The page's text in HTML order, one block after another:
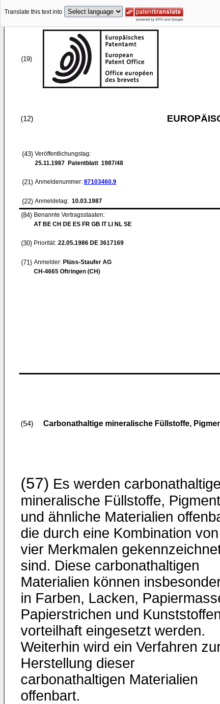
Translate this text into
(19)
(12)
(43) Veröffentlichungstag:
25.11.1987 Patentblatt 1987/48
(21) Anmeldenummer: 87103460.9
(22) Anmeldetag: 10.03.1987
(84) Benannte Vertragsstaaten:
AT BE CH DE ES FR GB IT LI NL SE
(30) Priorität: 22.05.1986 DE 3617169
(71) Anmelder: Plüss-Staufer AG
CH-4665 Oftringen (CH)
(54) Carbonathaltige mineralische Füllstoffe,
(57) Es werden
mineralische Füllstoffe,
und ähnliche Materialien
die durch eine Kombination von
vier Merkmalen
sind. Diese carbonathaltigen
Materialien können
in Farben, Lacken,
Papierstrichen und
vorteilhaft eingesetzt werden.
Weiterhin wird ein Verfahren
Herstellung dieser
carbonathaltigen Materialien
offenbart.